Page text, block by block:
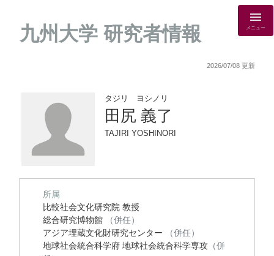
九州大学 研究者情報 メニュー
2026/07/08 更新
タジリ ヨシノリ
田尻 義了
TAJIRI YOSHINORI
所属
比較社会文化研究院 教授
総合研究博物館
（併任）
アジア埋蔵文化財研究センター
（併任）
地球社会統合科学府 地球社会統合科学専攻 （併